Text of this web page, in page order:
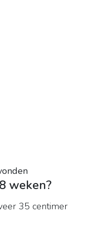
weken?
35 centimer